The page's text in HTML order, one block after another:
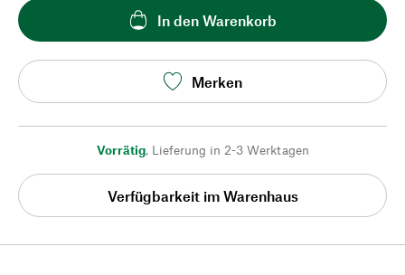
In den Warenkorb
Merken
Vorrätig, Lieferung in 2-3 Werktagen
Verfügbarkeit im Warenhaus